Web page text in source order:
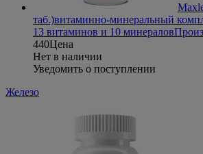
таб.)витаминно-минеральный
13 витаминов и 10 минералов
440Цена
Нет в наличии
Уведомить о поступлении
Железо